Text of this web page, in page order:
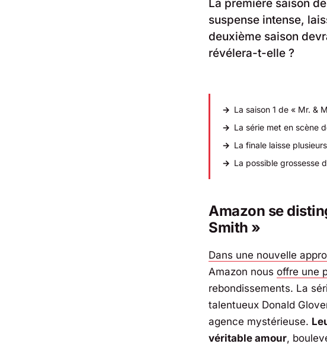
La première saison
suspense intense,
deuxième saison
révélera-t-elle ?
La saison 1 de « Mr. &
La série met en scène
La finale laisse
La possible grossesse
Amazon se
Smith »
Dans une nouvelle
Amazon nous offre une
rebondissements. La
talentueux Donald
agence mystérieuse.
véritable amour,